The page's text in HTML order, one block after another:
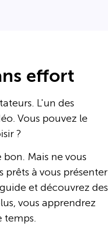
effort
L'un des
Vous pouvez le
?
Mais ne vous
prêts à vous présenter
et découvrez des
vous apprendrez
temps.